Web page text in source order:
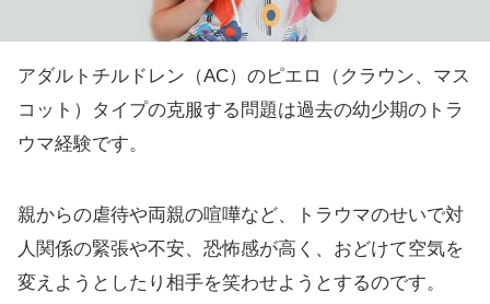
アダルトチルドレン（AC）のピエロ（クラウン、マス
コット）タイプの克服する問題は過去の幼少期のトラ
ウマ経験です。
親からの虐待や両親の喧嘩など、トラウマのせいで対
人関係の緊張や不安、恐怖感が高く、おどけて空気を
変えようとしたり相手を笑わせようとするのです。